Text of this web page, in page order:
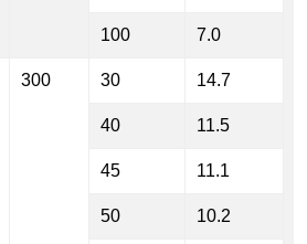
100 7.0
300 30 14.7
40 11.5
45 11.1
50 10.2